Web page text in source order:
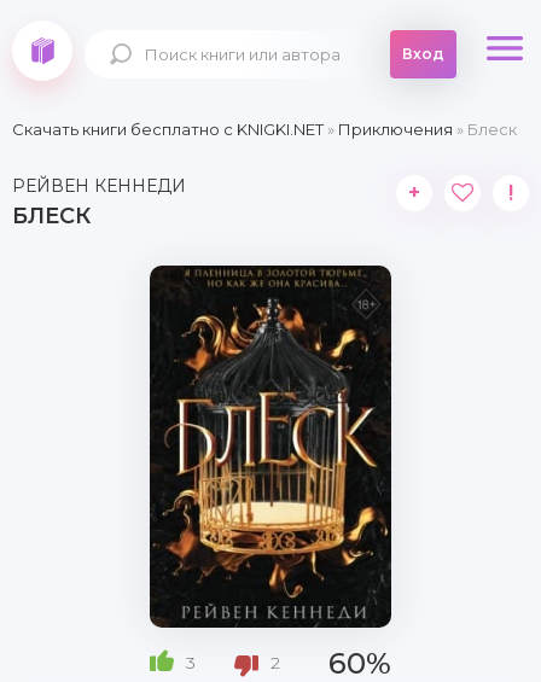
Вход
Скачать книги бесплатно c KNIGKI.NET» Приключения » Блеск
РЕЙВЕН КЕННЕДИ
БЛЕСК
+ !
3 2 60%